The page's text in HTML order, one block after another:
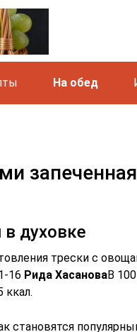
На обед
духовке
трески с
16 Рида ХасановаВ
ккал.
становятся